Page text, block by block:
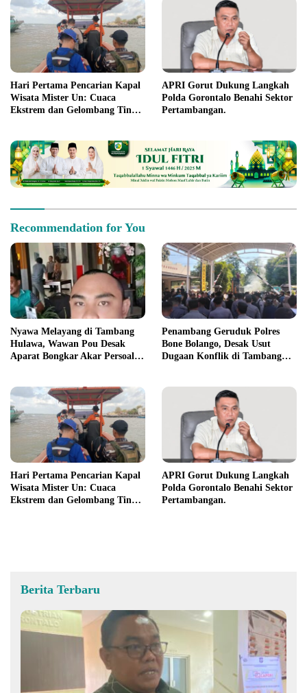
Hari Pertama Pencarian Kapal
Wisata Mister Un: Cuaca
Ekstrem dan Gelombang Tinggi
APRI Gorut Dukung Langkah
Polda Gorontalo Benahi Sektor
Pertambangan.
Recommendation for You
Nyawa Melayang di Tambang
Hulawa, Wawan Pou Desak
Aparat Bongkar Akar Persoalan
Penambang Geruduk Polres
Bone Bolango, Desak Usut
Dugaan Konflik di Tambang
Hari Pertama Pencarian Kapal
Wisata Mister Un: Cuaca
Ekstrem dan Gelombang Tinggi
APRI Gorut Dukung Langkah
Polda Gorontalo Benahi Sektor
Pertambangan.
Berita Terbaru